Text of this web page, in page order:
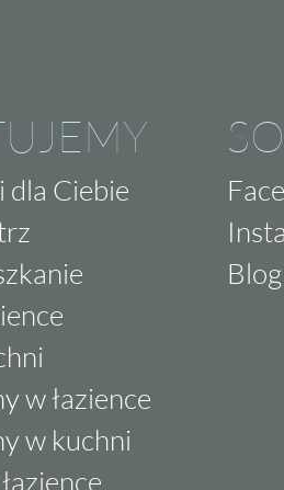
dla Ciebie
w łazience
w kuchni
Blog